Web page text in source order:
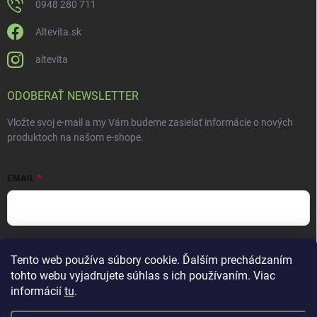
Tento web používa súbory cookie. Ďalším prechádzaním
tohto webu vyjadrujete súhlas s ich používaním. Viac
informácií tu.
0948 280 711
Altevita.sk
altevita
ODOBERAŤ NEWSLETTER
Vložte svoj e-mail a my Vám budeme zasielať informácie o nových
produktoch na našom e-shope.
EMAIL
Prihlásiť sa